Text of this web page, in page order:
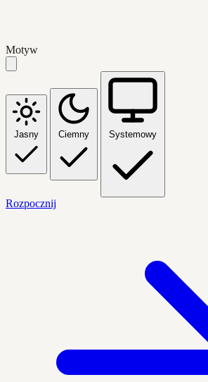
Motyw
Jasny Ciemny Systemowy
Rozpocznij